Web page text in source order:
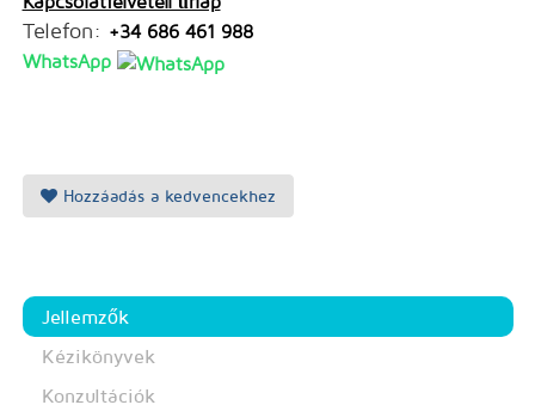
Telefon: +34 686 461 988
WhatsApp
Hozzáadás a kedvencekhez
Jellemzők
Kézikönyvek
Konzultációk